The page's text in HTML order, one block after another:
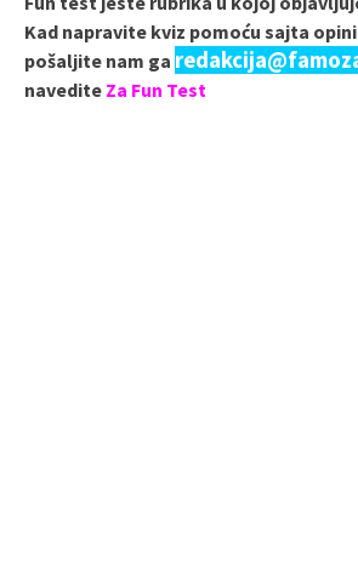
Kad napravite kviz pomoću sajta
pošaljite nam ga
navedite Za Fun Test